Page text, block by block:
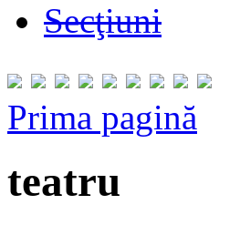
Secţiuni
Prima pagină
teatru